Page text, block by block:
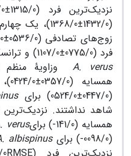
فرد (0775/0±1107/0) و ترانسکت متغیر (0105/0±0221/0) برای
A. verus
(0447/0±0524/0) برای
شاهد نداشتند. نزدیک‌ترین
همسایه (141/0-) برای
verus
(0098/0-) برای
albispinus